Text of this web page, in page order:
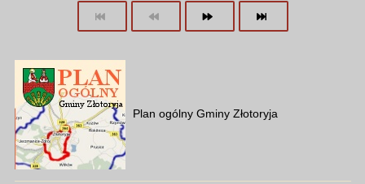
Plan ogólny Gminy Złotoryja